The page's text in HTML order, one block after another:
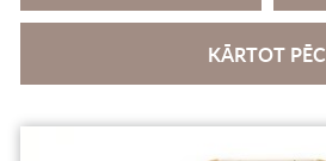
KĀRTOT PĒC